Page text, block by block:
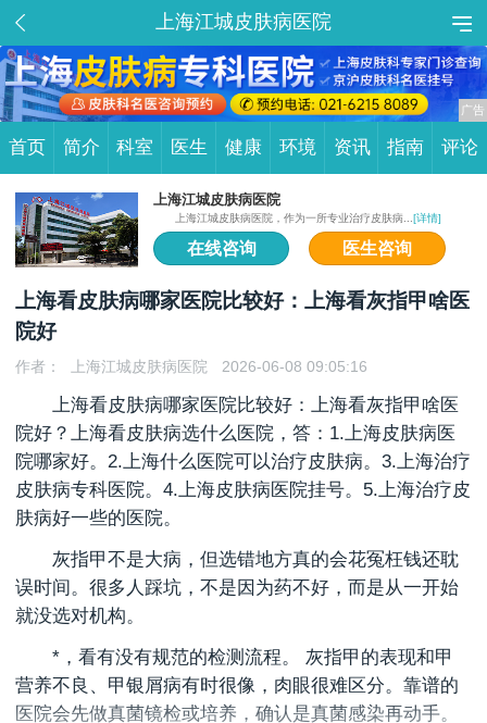
上海江城皮肤病医院
首页 简介 科室 医生 健康 环境 资讯 指南 评论
上海江城皮肤病医院
上海江城皮肤病医院，作为一所专业治疗皮肤病... [详情]
在线咨询 医生咨询
上海看皮肤病哪家医院比较好：上海看灰指甲啥医
院好
作者： 上海江城皮肤病医院 2026-06-08 09:05:16
上海看皮肤病哪家医院比较好：上海看灰指甲啥医
院好？上海看皮肤病选什么医院，答：1.上海皮肤病医
院哪家好。2.上海什么医院可以治疗皮肤病。3.上海治疗
皮肤病专科医院。4.上海皮肤病医院挂号。5.上海治疗皮
肤病好一些的医院。
灰指甲不是大病，但选错地方真的会花冤枉钱还耽
误时间。很多人踩坑，不是因为药不好，而是从一开始
就没选对机构。
*，看有没有规范的检测流程。 灰指甲的表现和甲
营养不良、甲银屑病有时很像，肉眼很难区分。靠谱的
医院会先做真菌镜检或培养，确认是真菌感染再动手。